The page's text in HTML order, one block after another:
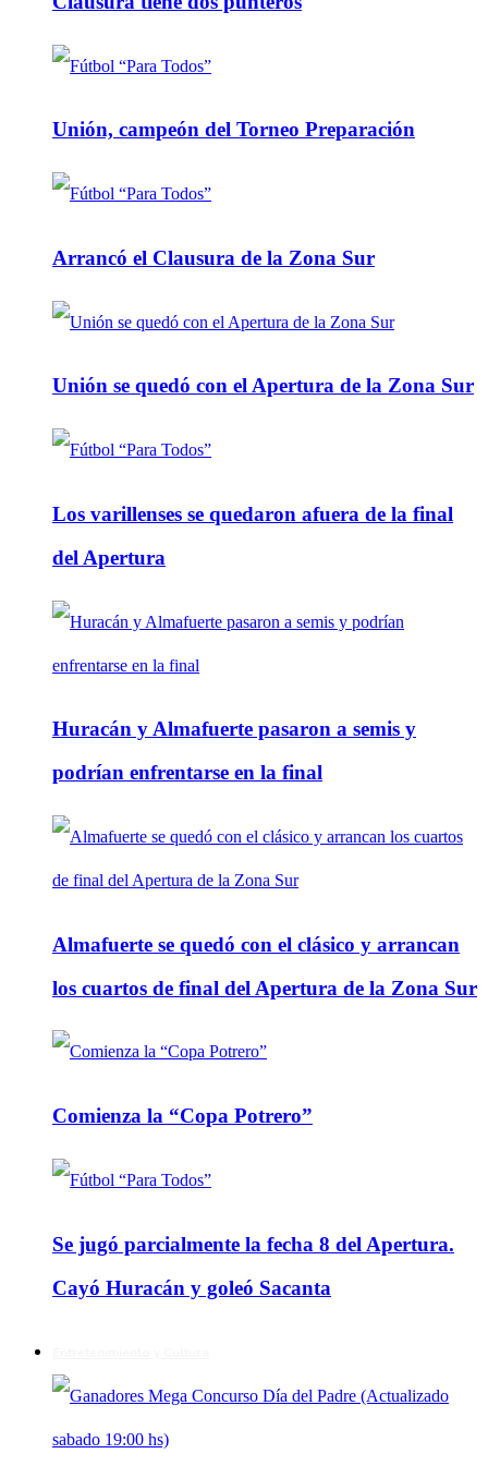
Unión, campeón del Torneo Preparación
Arrancó el Clausura de la Zona Sur
Unión se quedó con el Apertura de la Zona Sur
Los varillenses se quedaron afuera de la final
del Apertura
Huracán y Almafuerte pasaron a semis y
podrían enfrentarse en la final
Almafuerte se quedó con el clásico y arrancan
los cuartos de final del Apertura de la Zona Sur
Comienza la “Copa Potrero”
Se jugó parcialmente la fecha 8 del Apertura.
Cayó Huracán y goleó Sacanta